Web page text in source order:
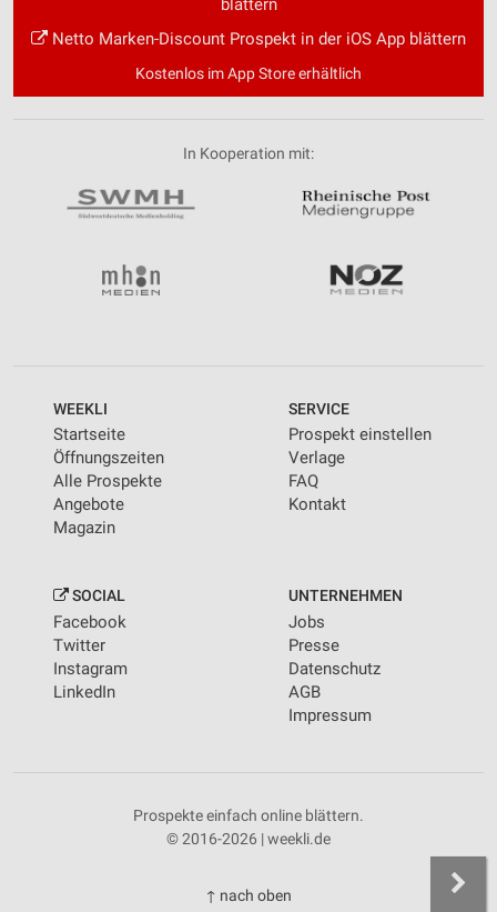
blättern
Netto Marken-Discount Prospekt in der iOS App blättern
Kostenlos im App Store erhältlich
In Kooperation mit:
WEEKLI
Startseite
Öffnungszeiten
Alle Prospekte
Angebote
Magazin
SERVICE
Prospekt einstellen
Verlage
FAQ
Kontakt
SOCIAL
Facebook
Twitter
Instagram
LinkedIn
UNTERNEHMEN
Jobs
Presse
Datenschutz
AGB
Impressum
Prospekte einfach online blättern.
© 2016-2026 | weekli.de
↑ nach oben